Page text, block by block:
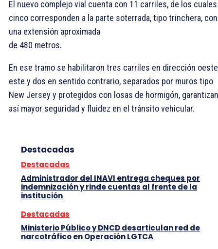
El nuevo complejo vial cuenta con 11 carriles, de los cuales
cinco corresponden a la parte soterrada, tipo trinchera, con
una extensión aproximada
de 480 metros.
En ese tramo se habilitaron tres carriles en dirección
este y dos en sentido contrario, separados por muros tipo
New Jersey y protegidos con losas de hormigón,
así mayor seguridad y fluidez en el tránsito vehicular.
Destacadas
Destacadas
Administrador del INAVI entrega cheques por
indemnización y rinde cuentas al frente de la
institución
Destacadas
Ministerio Público y DNCD desarticulan red de
narcotráfico en Operación LGTCA